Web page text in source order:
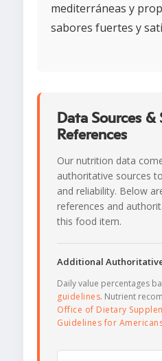
mediterráneas y
sabores fuertes y
Data Sources &
References
Our nutrition data
authoritative sources
and reliability. Below
references and
this food item.
Additional
Daily value percentages
guidelines. Nutrient
Office of Dietary
Guidelines for